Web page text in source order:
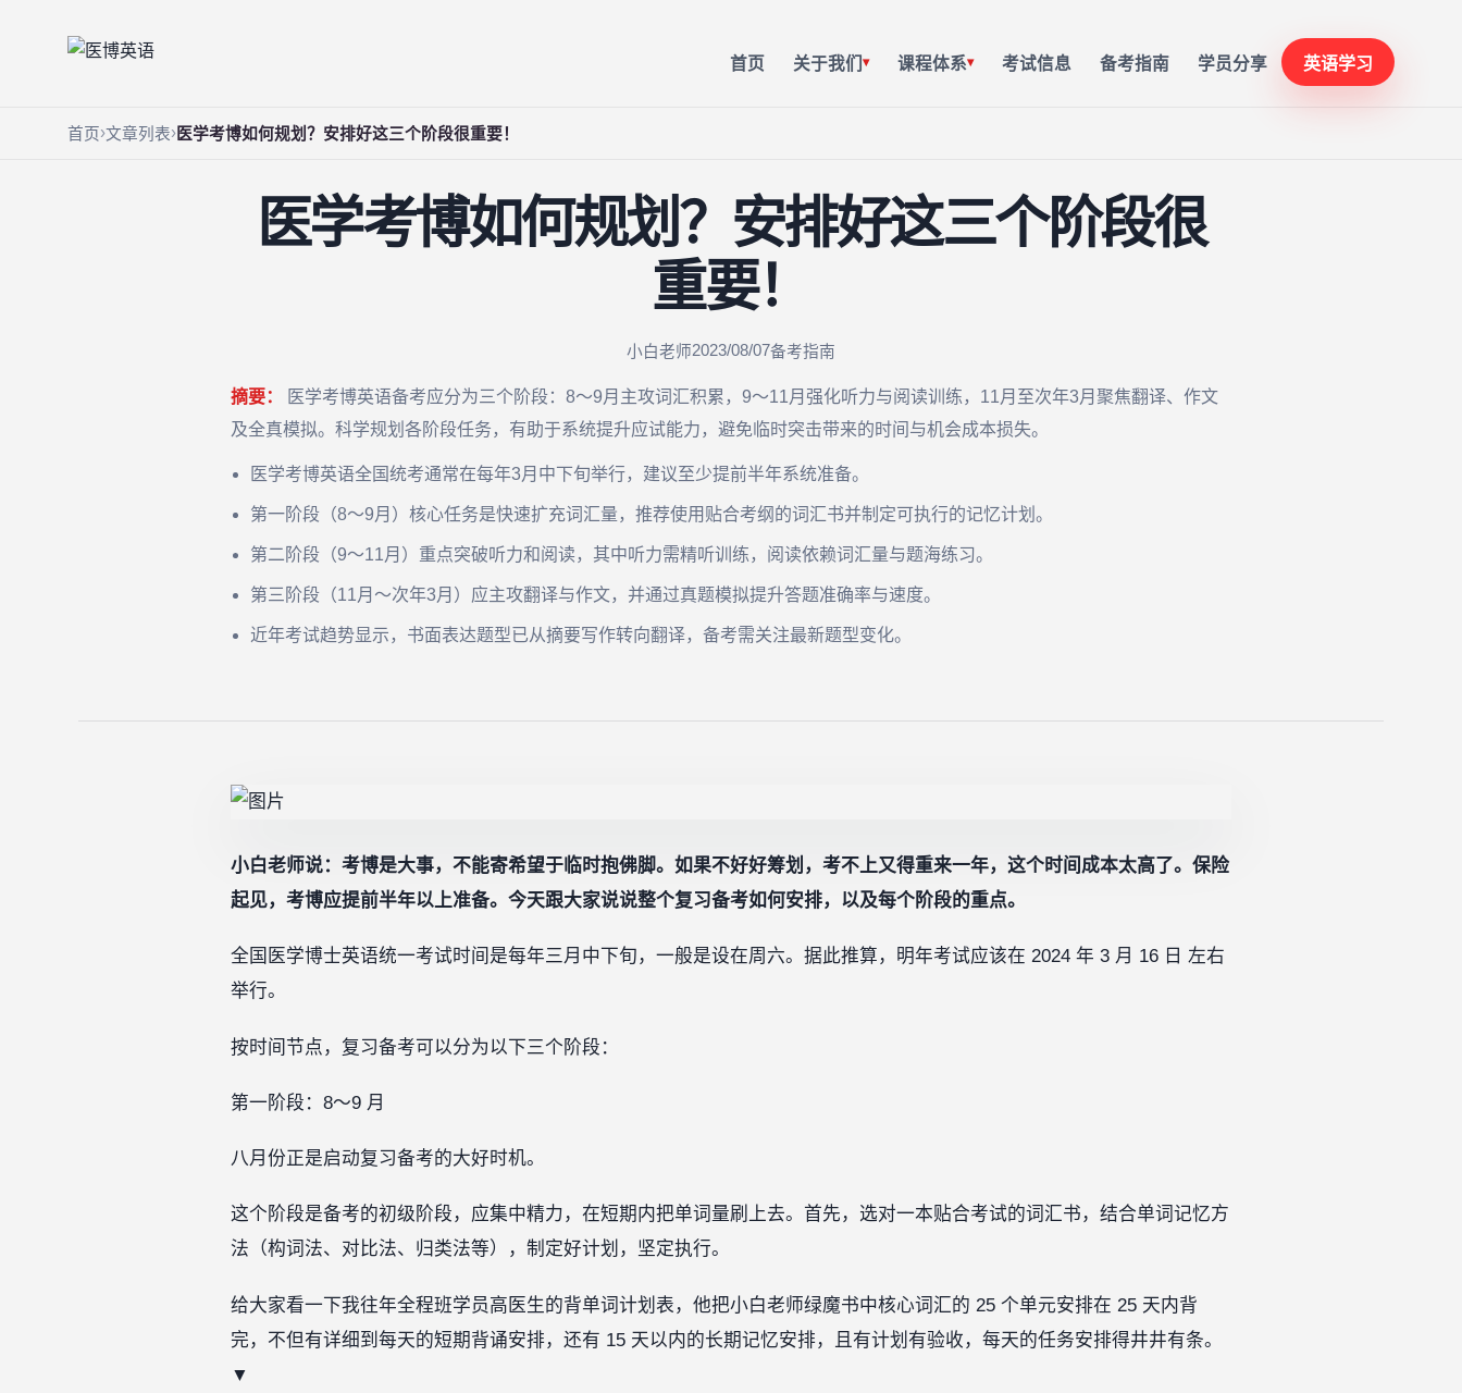
首页 关于我们 ▾ 课程体系▾ 考试信息 备考指南 学员分享 英语学习
首页 文章列表 医学考博如何规划？安排好这三个阶段很重要！
医学考博如何规划？安排好这三个阶段很
重要！
小白老师2023/08/07备考指南
摘要：
医学考博英语备考应分为三个阶段：8～9月主攻词汇积累，9～11月强化听力与阅读训练，11月至次年3月聚焦翻译、作文
及全真模拟。科学规划各阶段任务，有助于系统提升应试能力，避免临时突击带来的时间与机会成本损失。
医学考博英语全国统考通常在每年3月中下旬举行，建议至少提前半年系统准备。
第一阶段（8～9月）核心任务是快速扩充词汇量，推荐使用贴合考纲的词汇书并制定可执行的记忆计划。
第二阶段（9～11月）重点突破听力和阅读，其中听力需精听训练，阅读依赖词汇量与题海练习。
第三阶段（11月～次年3月）应主攻翻译与作文，并通过真题模拟提升答题准确率与速度。
近年考试趋势显示，书面表达题型已从摘要写作转向翻译，备考需关注最新题型变化。
小白老师说：考博是大事，不能寄希望于临时抱佛脚。如果不好好筹划，考不上又得重来一年，这个时间成本太高了。保险
起见，考博应提前半年以上准备。今天跟大家说说整个复习备考如何安排，以及每个阶段的重点。
全国医学博士英语统一考试时间是每年三月中下旬，一般是设在周六。据此推算，明年考试应该在 2024 年 3 月 16 日 左右
举行。
按时间节点，复习备考可以分为以下三个阶段：
第一阶段：8～9 月
八月份正是启动复习备考的大好时机。
这个阶段是备考的初级阶段，应集中精力，在短期内把单词量刷上去。首先，选对一本贴合考试的词汇书，结合单词记忆方
法（构词法、对比法、归类法等），制定好计划，坚定执行。
给大家看一下我往年全程班学员高医生的背单词计划表，他把小白老师绿魔书中核心词汇的 25 个单元安排在 25 天内背
完，不但有详细到每天的短期背诵安排，还有 15 天以内的长期记忆安排，且有计划有验收，每天的任务安排得井井有条。
▼ ‍‍‍‍